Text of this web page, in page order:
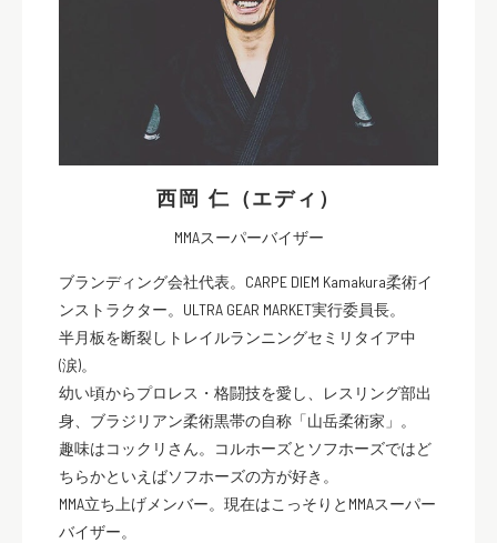
西岡 仁（エディ）
MMAスーパーバイザー
ブランディング会社代表。CARPE DIEM Kamakura柔術イ
ンストラクター。ULTRA GEAR MARKET実行委員長。
半月板を断裂しトレイルランニングセミリタイア中
(涙)。
幼い頃からプロレス・格闘技を愛し、レスリング部出
身、ブラジリアン柔術黒帯の自称「山岳柔術家」。
趣味はコックリさん。コルホーズとソフホーズではど
ちらかといえばソフホーズの方が好き。
MMA立ち上げメンバー。現在はこっそりとMMAスーパー
バイザー。